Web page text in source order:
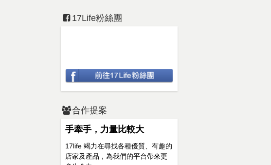
17Life粉絲團
合作提案
手牽手，力量比較大
17life 竭力在尋找各種優質、有趣的
店家及產品，為我們的平台帶來更